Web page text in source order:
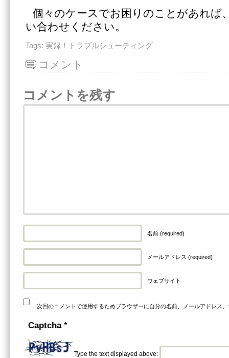
個々のケースでお困りのことがあれば
い合わせください。
Tags: 実録！トラブルシューティング
コメント
コメントを残す
名前 (required)
メールアドレス (required)
ウェブサイト
次回のコメントで使用するためブラウザーに自分の名前、メールアドレス
Captcha *
Type the text displayed above: